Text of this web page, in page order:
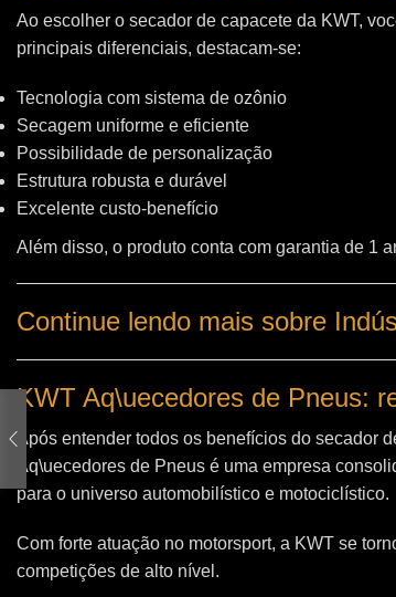
Ao escolher o secador de capacete da KWT,
principais diferenciais, destacam-se:
Tecnologia com sistema de ozônio
Secagem uniforme e eficiente
Possibilidade de personalização
Estrutura robusta e durável
Excelente custo-benefício
Além disso, o produto conta com garantia de 1
Continue lendo mais sobre
KWT Aq\uecedores de Pneus:
Após entender todos os benefícios do secador
Aq\uecedores de Pneus é uma empresa
para o universo automobilístico e motociclístico.
Com forte atuação no motorsport, a KWT se
competições de alto nível.